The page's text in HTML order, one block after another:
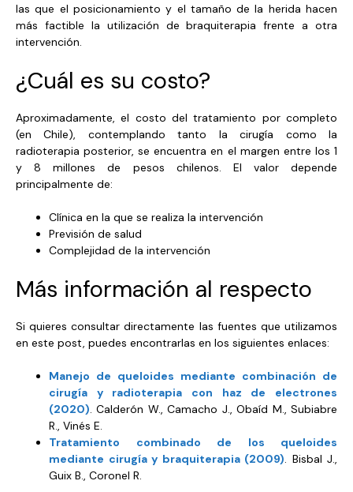
las que el posicionamiento y el tamaño de la herida hacen
más factible la utilización de braquiterapia frente a otra
intervención.
¿Cuál es su costo?
Aproximadamente, el costo del tratamiento por completo
(en Chile), contemplando tanto la cirugía como la
radioterapia posterior, se encuentra en el margen entre los 1
y 8 millones de pesos chilenos. El valor depende
principalmente de:
Clínica en la que se realiza la intervención
Previsión de salud
Complejidad de la intervención
Más información al respecto
Si quieres consultar directamente las fuentes que utilizamos
en este post, puedes encontrarlas en los siguientes enlaces:
Manejo de queloides mediante combinación de
cirugía y radioterapia con haz de electrones
(2020). Calderón W., Camacho J., Obaíd M., Subiabre
R., Vinés E.
Tratamiento combinado de los queloides
mediante cirugía y braquiterapia (2009). Bisbal J.,
Guix B., Coronel R.